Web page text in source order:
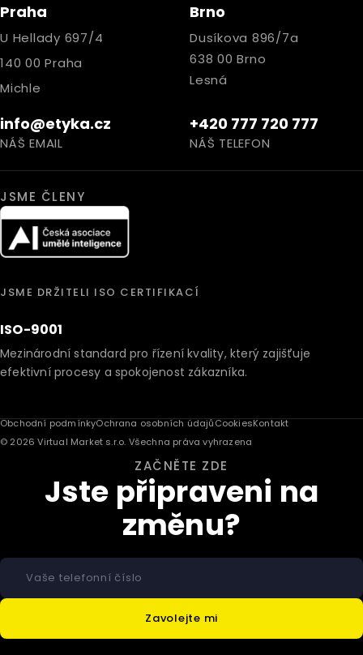
Praha
U Hellady 697/4
140 00 Praha
Michle
Brno
Dusíkova 896/7a
638 00 Brno
Lesná
info@etyka.cz
NÁŠ EMAIL
+420 777 720 777
NÁŠ TELEFON
JSME ČLENY
JSME DRŽITELI ISO CERTIFIKACÍ
ISO-9001
Mezinárodní standard pro řízení kvality, který zajišťuje
efektivní procesy a spokojenost zákazníka.
Obchodní podmínkyOchrana osobních údajůCookiesKontakt
© 2026 Virtual Market s.r.o. Všechna práva vyhrazena
ZAČNĚTE ZDE
Jste připraveni na
změnu?
Zavolejte mi